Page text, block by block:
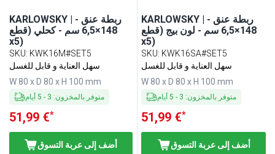
KARLOWSKY | ربطة عنق -
148×6,5 سم - كحلي (قطع
x5)
SKU: KWK16M#SET5
سهل العناية و قابل للغسل
W 80 x D 80 x H 100 mm
متوفر بالمخزون:
3
-
5 أيام
51,99 €*
أضف إلى عربة التسوق
KARLOWSKY | ربطة عنق -
148×6,5 سم - لون بيج (قطع
x5)
SKU: KWK16SA#SET5
سهل العناية و قابل للغسل
W 80 x D 80 x H 100 mm
متوفر بالمخزون:
3
-
5 أيام
51,99 €*
أضف إلى عربة التسوق